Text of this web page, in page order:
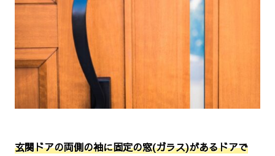
玄関ドアの両側の袖に固定の窓(ガラス)があるドアで